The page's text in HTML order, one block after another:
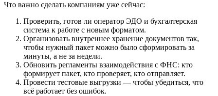
Что важно сделать компаниям уже сейчас:
Проверить, готов ли оператор ЭДО и бухгалтерская
система к работе с новым форматом.
Организовать внутреннее хранение документов так,
чтобы нужный пакет можно было сформировать за
минуты, а не за недели.
Обновить регламенты взаимодействия с ФНС: кто
формирует пакет, кто проверяет, кто отправляет.
Провести тестовые выгрузки — чтобы убедиться, что
всё работает без ошибок.